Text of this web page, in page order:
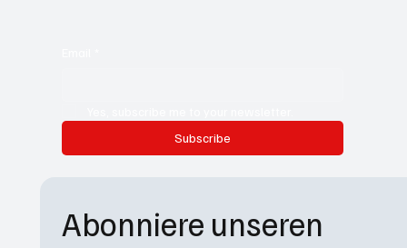
Subscribe
Abonniere unseren